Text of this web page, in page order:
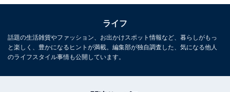
ライフ
話題の生活雑貨やファッション、お出かけスポット情報など、暮らしがもっ
と楽しく、豊かになるヒントが満載。編集部が独自調査した、気になる他人
のライフスタイル事情も公開しています。